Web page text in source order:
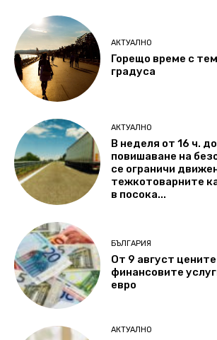
АКТУАЛНО
Горещо време с
градуса
АКТУАЛНО
В неделя от 16 ч.
повишаване на
се ограничи
тежкотоварните
в посока...
БЪЛГАРИЯ
От 9 август
финансовите
евро
АКТУАЛНО